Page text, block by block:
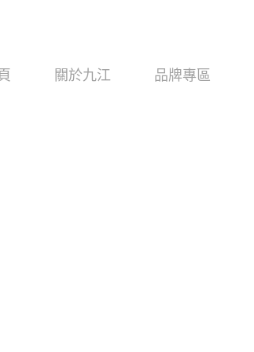
關於九江 品牌專區